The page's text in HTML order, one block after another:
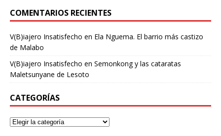
COMENTARIOS RECIENTES
V(B)iajero Insatisfecho en Ela Nguema. El barrio más castizo
de Malabo
V(B)iajero Insatisfecho en Semonkong y las cataratas
Maletsunyane de Lesoto
CATEGORÍAS